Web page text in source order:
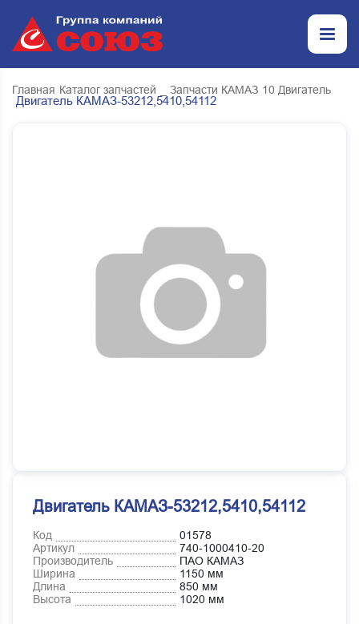
Главная Каталог запчастей _ Запчасти КАМАЗ 10 Двигатель
Двигатель КАМАЗ-53212,5410,54112
Двигатель КАМАЗ-53212,5410,54112
Код
01578
Артикул
740-1000410-20
Производитель
ПАО КАМАЗ
Ширина
1150 мм
Длина
850 мм
Высота
1020 мм